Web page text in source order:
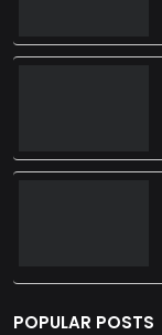
POPULAR POSTS